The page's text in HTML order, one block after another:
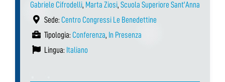
Gabriele Cifrodelli, Marta Ziosi, Scuola Superiore Sant'Anna
Sede: Centro Congressi Le Benedettine
Tipologia: Conferenza, In Presenza
Lingua: Italiano